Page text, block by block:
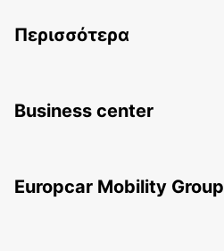
Περισσότερα
Business center
Europcar Mobility Group